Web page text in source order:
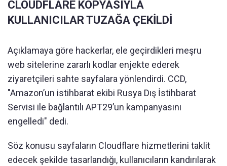
CLOUDFLARE KOPYASIYLA
KULLANICILAR TUZAĞA ÇEKİLDİ
Açıklamaya göre hackerlar, ele geçirdikleri meşru
web sitelerine zararlı kodlar enjekte ederek
ziyaretçileri sahte sayfalara yönlendirdi. CCD,
"Amazon’un istihbarat ekibi Rusya Dış İstihbarat
Servisi ile bağlantılı APT29’un kampanyasını
engelledi" dedi.
Söz konusu sayfaların Cloudflare hizmetlerini taklit
edecek şekilde tasarlandığı, kullanıcıların kandırılarak